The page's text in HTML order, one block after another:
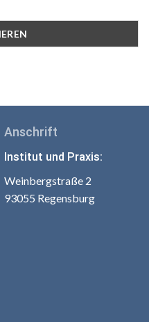
Anschrift
Institut und Praxis:
Weinbergstraße 2
93055 Regensburg